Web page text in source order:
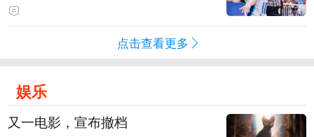
点击查看更多
娱乐
又一电影，宣布撤档